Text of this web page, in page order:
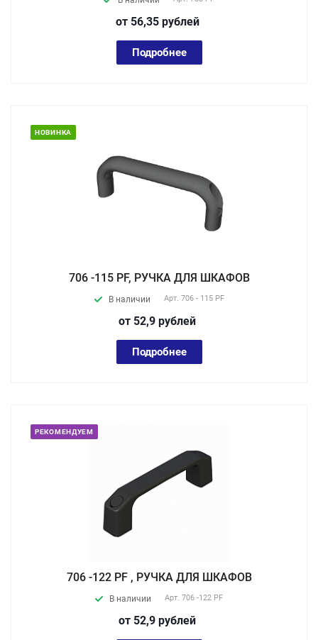
от 56,35 рублей
Подробнее
НОВИНКА
706 -115 PF, РУЧКА ДЛЯ ШКАФОВ
В наличии Арт. 706 - 115 PF
от 52,9 рублей
Подробнее
РЕКОМЕНДУЕМ
706 -122 PF , РУЧКА ДЛЯ ШКАФОВ
В наличии Арт. 706 -122 PF
от 52,9 рублей